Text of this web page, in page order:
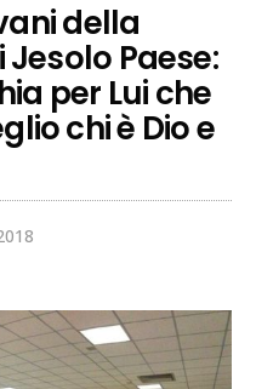
della
Paese:
per Lui che
chi è Dio e